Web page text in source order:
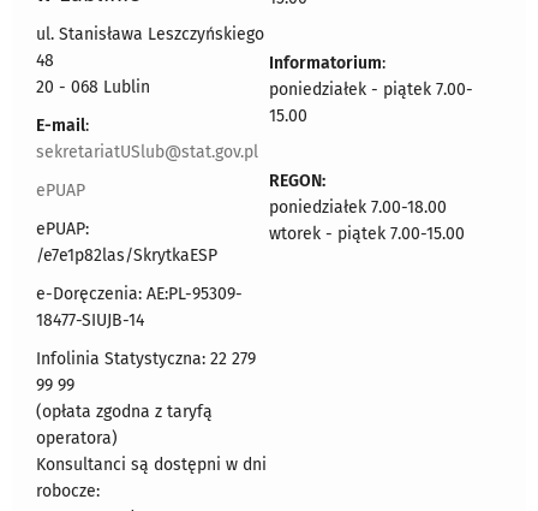
ul. Stanisława Leszczyńskiego
48
20 - 068 Lublin
E-mail:
sekretariatUSlub@stat.gov.pl
ePUAP
ePUAP:
/e7e1p82las/SkrytkaESP
e-Doręczenia: AE:PL-95309-
18477-SIUJB-14
Infolinia Statystyczna: 22 279
99 99
(opłata zgodna z taryfą
operatora)
Konsultanci są dostępni w dni
robocze:
Informatorium:
poniedziałek - piątek 7.00-
15.00
REGON:
poniedziałek 7.00-18.00
wtorek - piątek 7.00-15.00